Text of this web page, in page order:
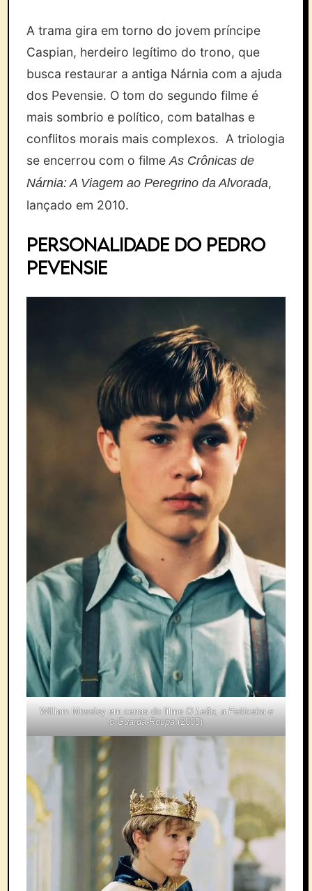
A trama gira em torno do jovem príncipe
Caspian, herdeiro legítimo do trono, que
busca restaurar a antiga Nárnia com a ajuda
dos Pevensie. O tom do segundo filme é
mais sombrio e político, com batalhas e
conflitos morais mais complexos. A triologia
se encerrou com o filmeAs Crônicas de
Nárnia: A Viagem ao Peregrino da Alvorada,
lançado em 2010.
Personalidade do Pedro
Pevensie
William Moseley em cenas do filme O Leão, a Feiticeira e
o Guarda-Roupa(2005)